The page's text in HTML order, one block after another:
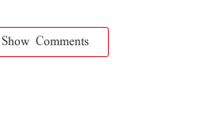
Show Comments